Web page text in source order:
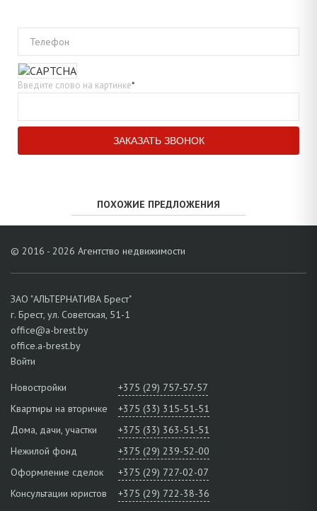
Телефон
Введите слово на картинке*
ПОХОЖИЕ ПРЕДЛОЖЕНИЯ
© 2016 - 2026 Агентство недвижимости
ЗАО "АЛЬТЕРНАТИВА Брест"
г. Брест, ул. Советская, 51-1
office@a-brest.by
office.a-brest.by
Войти
Новостройки
+375 (29) 757-57-57
Квартиры на вторичке
+375 (33) 315-51-51
Дома, дачи, участки
+375 (33) 363-51-51
Нежилой фонд
+375 (29) 239-52-00
Оформление сделок
+375 (29) 727-02-07
Консультации юристов
+375 (29) 722-38-36